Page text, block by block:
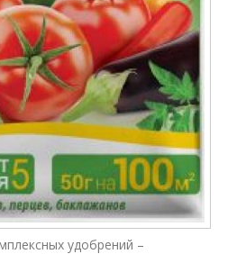
удобрений –